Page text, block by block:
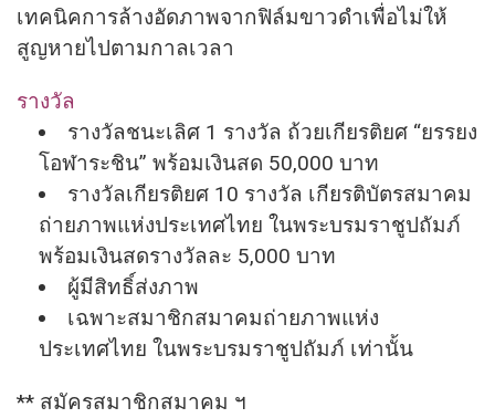
เทคนิคการล้างอัดภาพจากฟิล์มขาวดําเพื่อไม่ให้
สูญหายไปตามกาลเวลา
รางวัล
รางวัลชนะเลิศ 1 รางวัล ถ้วยเกียรติยศ “ยรรยง
โอฬาระชิน” พร้อมเงินสด 50,000 บาท
รางวัลเกียรติยศ 10 รางวัล เกียรติบัตรสมาคม
ถ่ายภาพแห่งประเทศไทย ในพระบรมราชูปถัมภ์
พร้อมเงินสดรางวัลละ 5,000 บาท
ผู้มีสิทธิ์ส่งภาพ
เฉพาะสมาชิกสมาคมถ่ายภาพแห่ง
ประเทศไทย ในพระบรมราชูปถัมภ์ เท่านั้น
** สมัครสมาชิกสมาคม ฯ